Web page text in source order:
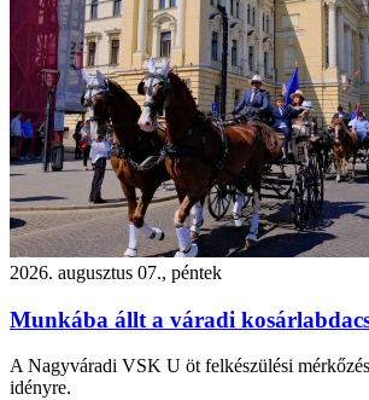
2026. augusztus 07., péntek
Munkába állt a váradi
A Nagyváradi VSK U öt felkészülési
idényre.